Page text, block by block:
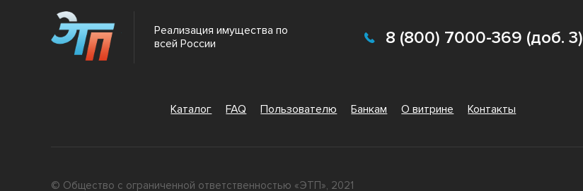
Реализация имущества по
всей России
8 (800) 7000-369 (доб. 3)
Каталог FAQ Пользователю Банкам О витрине Контакты
© Общество с ограниченной ответственностью «ЭТП», 2021